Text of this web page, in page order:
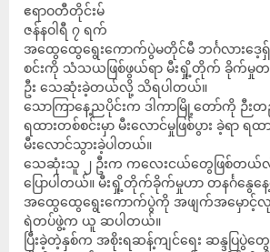
ဧရာဝတီတိုင်းမ်
ဇန်နဝါရီ ၇ ရက်
အထွေထွေရွေးကောက်ပွဲမတိုင်မီ ဘင်္ဂလားဒေ့ရှ်
စင်းကို သံသယဖြစ်ဖွယ်ရာ မီးရှို့တိုက် ခိုက်မှုတစ်
ဦး သေဆုံးခဲ့တယ်လို့ သိရပါတယ်။
သောကြာနေ့ညပိုင်းက ဒါကာမြို့တော်ကို ဉီးတ
ရထားတစ်စင်းမှာ မီးလောင်မှုဖြစ်ပွား ခဲ့ရာ ရထ
မီးလောင်သွားခဲ့ပါတယ်။
သေဆုံးသူ ၂ ဦးက ကလေးငယ်တွေဖြစ်တ
ပြောပါတယ်။ မီးရှို့တိုက်ခိုက်မှုဟာ တနင်္ဂနွေန
အထွေထွေရွေးကောက်ပွဲကို အဖျက်အမှောင့်
ရဲတပ်ဖွဲ့က ယူ ဆပါတယ်။
ပြီးခဲ့တဲ့နှစ်က အစိုးရဆန့်ကျင်ရေး ဆန္ဒပြ